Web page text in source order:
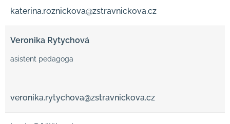
katerina.roznickova@zstravnickova.cz
Veronika Rytychová
asistent pedagoga
veronika.rytychova@zstravnickova.cz